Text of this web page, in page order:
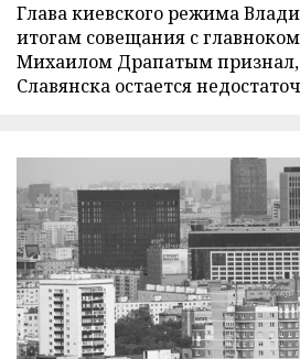
Глава киевского режима
итогам совещания с
Михаилом Драпатым признал,
Славянска остается